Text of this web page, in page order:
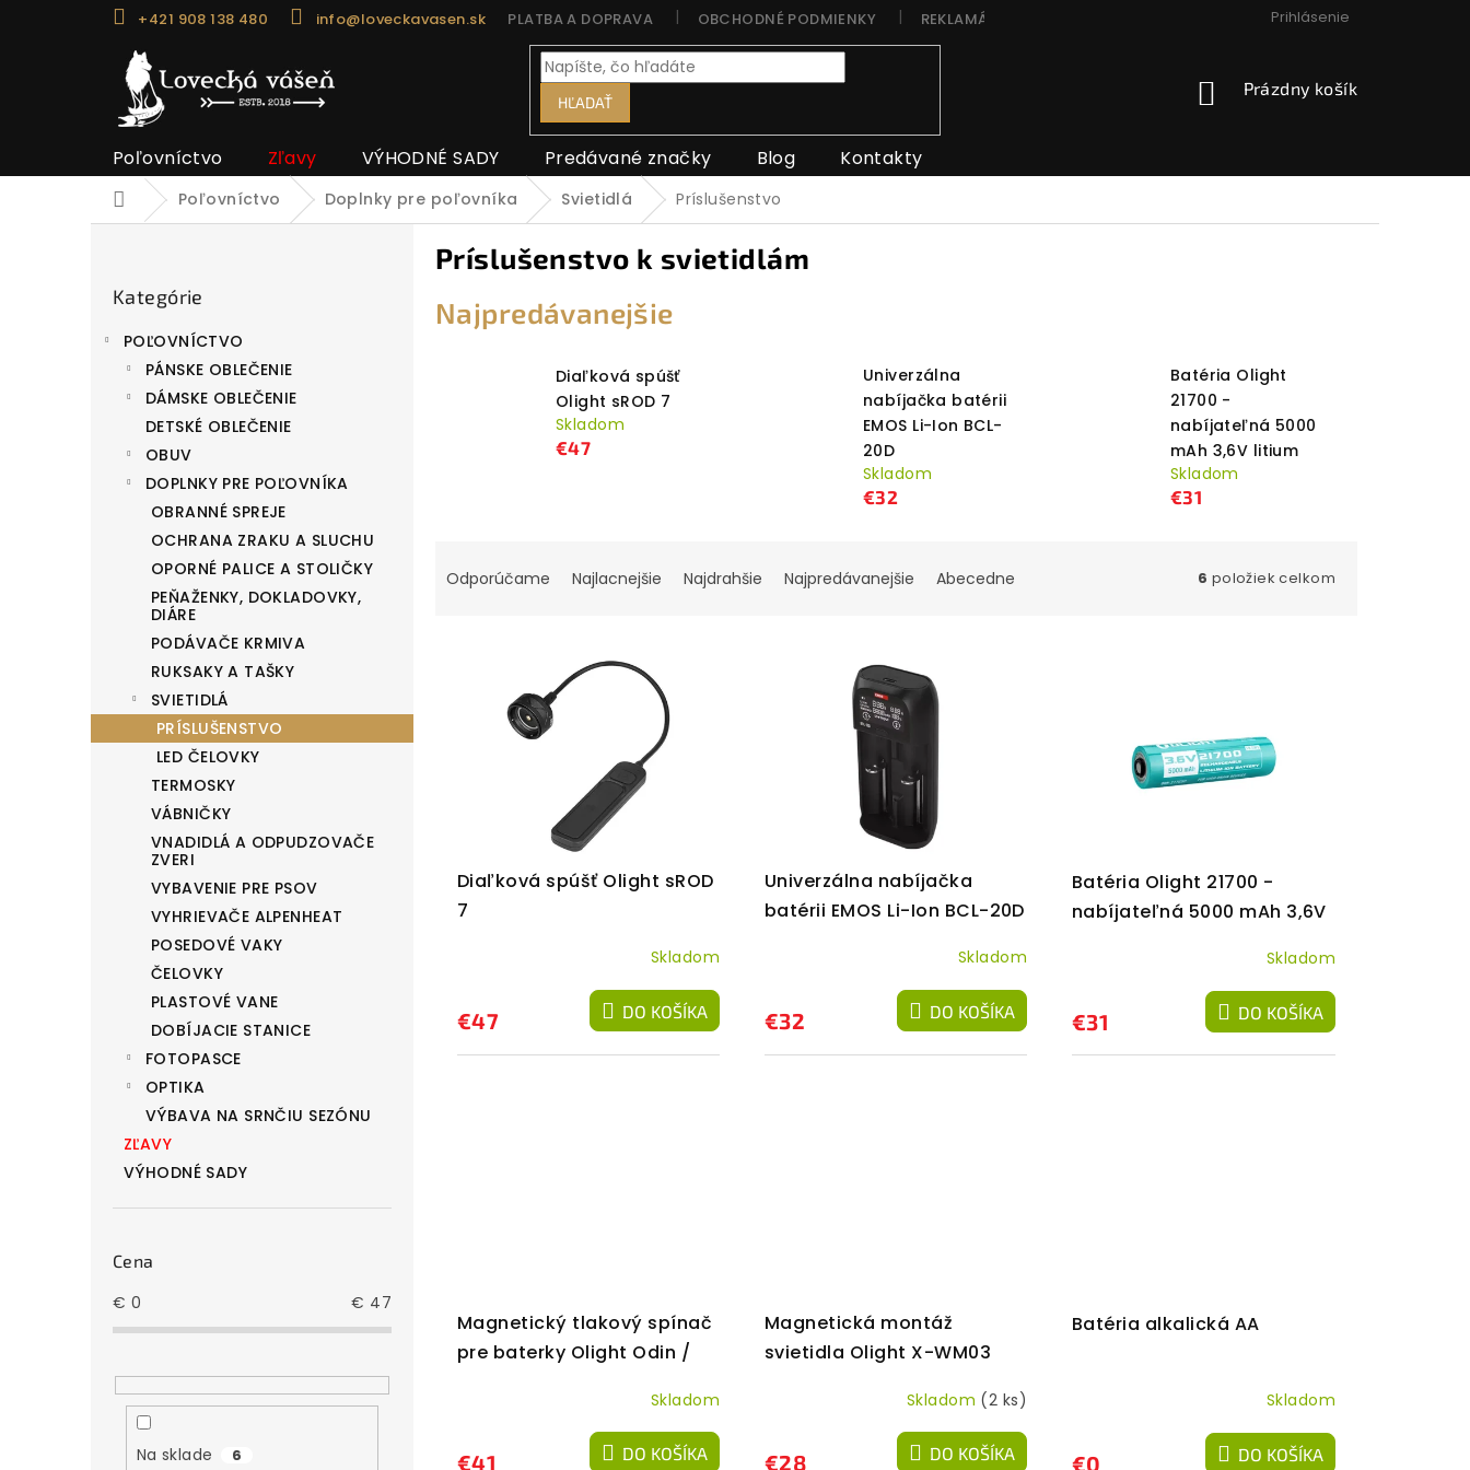
+421 908 138 480 info@loveckavasen.sk PLATBA A DOPRAVA OBCHODNÉ PODMIENKY REKLAMÁCIA, VÝMENA, VRÁTENIE PODMIENKY OCHRANY
Prihlásenie
HĽADAŤ
NÁKUPNÝ
Prázdny košík
Poľovníctvo Zľavy VÝHODNÉ SADY Predávané značky Blog Kontakty
DomovPoľovníctvo Doplnky pre poľovníka Svietidlá Príslušenstvo
n
kategórie
Kategórie
POĽOVNÍCTVO
PÁNSKE OBLEČENIE
DÁMSKE OBLEČENIE
DETSKÉ OBLEČENIE
OBUV
DOPLNKY PRE POĽOVNÍKA
OBRANNÉ SPREJE
OCHRANA ZRAKU A SLUCHU
OPORNÉ PALICE A STOLIČKY
PEŇAŽENKY, DOKLADOVKY,
DIÁRE
PODÁVAČE KRMIVA
RUKSAKY A TAŠKY
SVIETIDLÁ
PRÍSLUŠENSTVO
LED ČELOVKY
TERMOSKY
VÁBNIČKY
VNADIDLÁ A ODPUDZOVAČE
ZVERI
VYBAVENIE PRE PSOV
VYHRIEVAČE ALPENHEAT
POSEDOVÉ VAKY
ČELOVKY
PLASTOVÉ VANE
DOBÍJACIE STANICE
FOTOPASCE
OPTIKA
VÝBAVA NA SRNČIU SEZÓNU
ZĽAVY
VÝHODNÉ SADY
Cena
€ 0 € 47
Na sklade 6
Príslušenstvo k svietidlám
Najpredávanejšie
Diaľková spúšť
Olight sROD 7
Skladom
€47
Univerzálna
nabíjačka batérii
EMOS Li-Ion BCL-
20D
Skladom
€32
Batéria Olight
21700 -
nabíjateľná 5000
mAh 3,6V litium
Skladom
€31
a
Odporúčame Najlacnejšie Najdrahšie Najpredávanejšie Abecedne 6 položiek celkom
Diaľková spúšť Olight sROD
7
Skladom
€47 DO KOŠÍKA
Univerzálna nabíjačka
batérii EMOS Li-Ion BCL-20D
Skladom
€32 DO KOŠÍKA
Batéria Olight 21700 -
nabíjateľná 5000 mAh 3,6V
Skladom
€31 DO KOŠÍKA
Magnetický tlakový spínač
pre baterky Olight Odin /
Skladom
€41 DO KOŠÍKA
Magnetická montáž
svietidla Olight X-WM03
Skladom (2 ks)
€28 DO KOŠÍKA
Batéria alkalická AA
Skladom
€0 DO KOŠÍKA